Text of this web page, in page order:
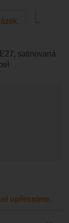
satinovaná
upřesníme.